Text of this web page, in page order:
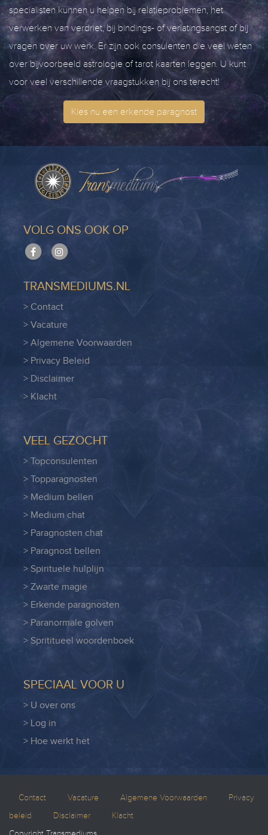
specialisten kunnen u helpen bij relatieproblemen, het
verwerken van verdriet, bij bindings- of verlatingsangst of bij
vragen over uw werk. Er zijn ook consulenten die veel weten
over bijvoorbeeld astrologie of tarot kaarten leggen. U kunt
voor veel verschillende vraagstukken bij ons terecht!
Kies nu een erkende paragnost
VOLG ONS OOK OP
TRANSMEDIUMS.NL
> Contact
> Vacature
> Algemene Voorwaarden
> Privacy Beleid
> Disclaimer
> Klacht
VEEL GEZOCHT
> Topconsulenten
> Topparagnosten
> Medium bellen
> Medium chat
> Paragnosten chat
> Paragnost bellen
> Spirituele hulplijn
> Zwarte magie
> Erkende paragnosten
> Paranormale golven
> Sprititueel woordenboek
SPECIAAL VOOR U
> U over ons
> Log in
> Hoe werkt het
Contact Vacature Algemene Voorwaarden
Privacy
beleid
Disclaimer
Klacht